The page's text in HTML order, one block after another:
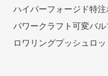
ハイパーフォージド特
パワークラフト可変バ
ロワリングプッシュロッ